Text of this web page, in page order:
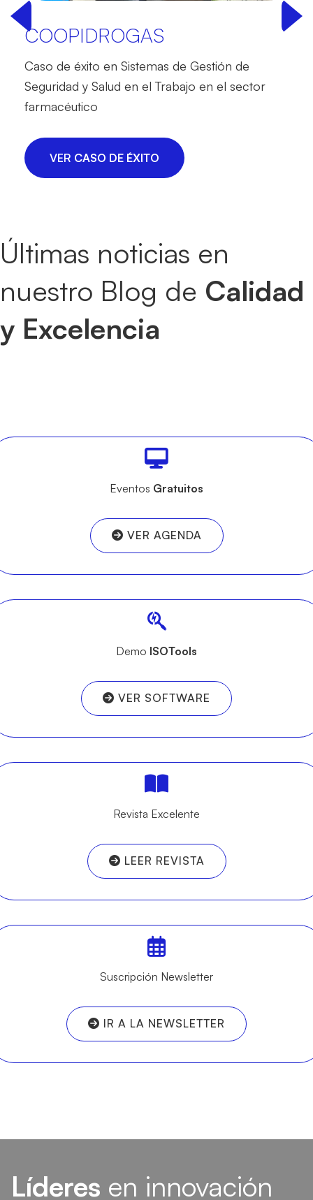
COOPIDROGAS
Caso de éxito en Sistemas de Gestión de
Seguridad y Salud en el Trabajo en el sector
farmacéutico
VER CASO DE ÉXITO
Últimas noticias en
nuestro Blog de Calidad
y Excelencia
Eventos Gratuitos
VER AGENDA
Demo ISOTools
VER SOFTWARE
Revista Excelente
LEER REVISTA
Suscripción Newsletter
IR A LA NEWSLETTER
Líderes en innovación